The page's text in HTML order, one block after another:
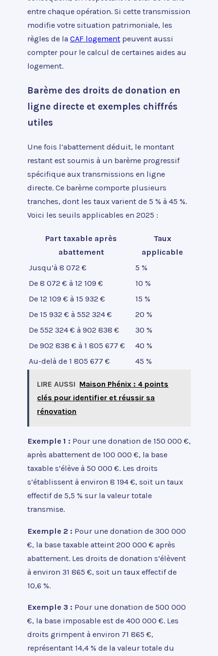
entre chaque opération. Si cette transmission
modifie votre situation patrimoniale, les
règles de la CAF logement peuvent aussi
compter pour le calcul de certaines aides au
logement.
Barème des droits de donation en
ligne directe et exemples chiffrés
utiles
Une fois l’abattement déduit, le montant
restant est soumis à un barème progressif
spécifique aux transmissions en ligne
directe. Ce barème comporte plusieurs
tranches, dont les taux varient de 5 % à 45 %.
Voici les seuils applicables en 2025 :
Part taxable après
abattement
Taux
applicable
Jusqu’à 8 072 €
5 %
De 8 072 € à 12 109 €
10 %
De 12 109 € à 15 932 €
15 %
De 15 932 € à 552 324 €
20 %
De 552 324 € à 902 838 €
30 %
De 902 838 € à 1 805 677 €
40 %
Au-delà de 1 805 677 €
45 %
LIRE AUSSI Maison Phénix : 4 points
clés pour identifier et réussir sa
rénovation
Exemple 1 : Pour une donation de 150 000 €,
après abattement de 100 000 €, la base
taxable s’élève à 50 000 €. Les droits
s’établissent à environ 8 194 €, soit un taux
effectif de 5,5 % sur la valeur totale
transmise.
Exemple 2 : Pour une donation de 300 000
€, la base taxable atteint 200 000 € après
abattement. Les droits de donation s’élèvent
à environ 31 865 €, soit un taux effectif de
10,6 %.
Exemple 3 : Pour une donation de 500 000
€, la base imposable est de 400 000 €. Les
droits grimpent à environ 71 865 €,
représentant 14,4 % de la valeur totale du